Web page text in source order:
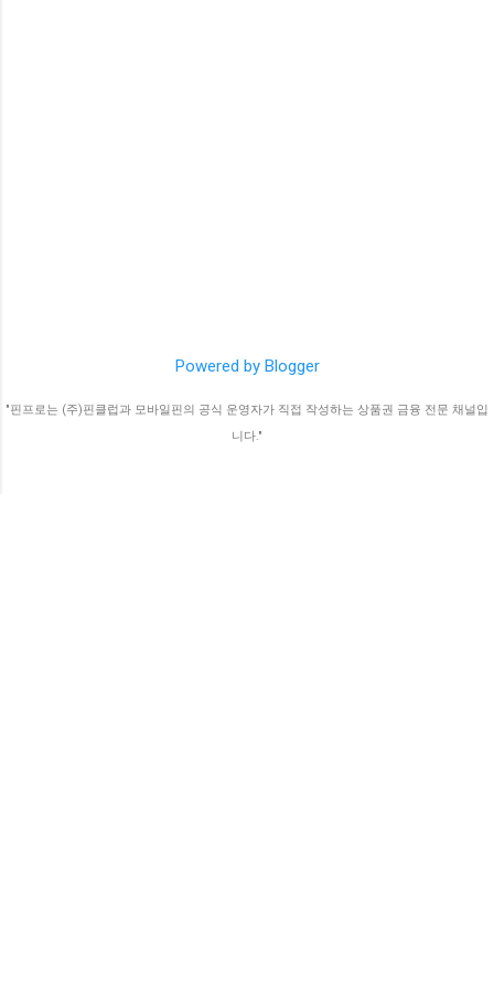
Powered by Blogger
"핀프로는 (주)핀클럽과 모바일핀의 공식 운영자가 직접 작성하는 상품권 금융 전문 채널입
니다."